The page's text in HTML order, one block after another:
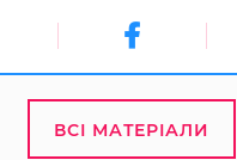
ВСІ МАТЕРІАЛИ